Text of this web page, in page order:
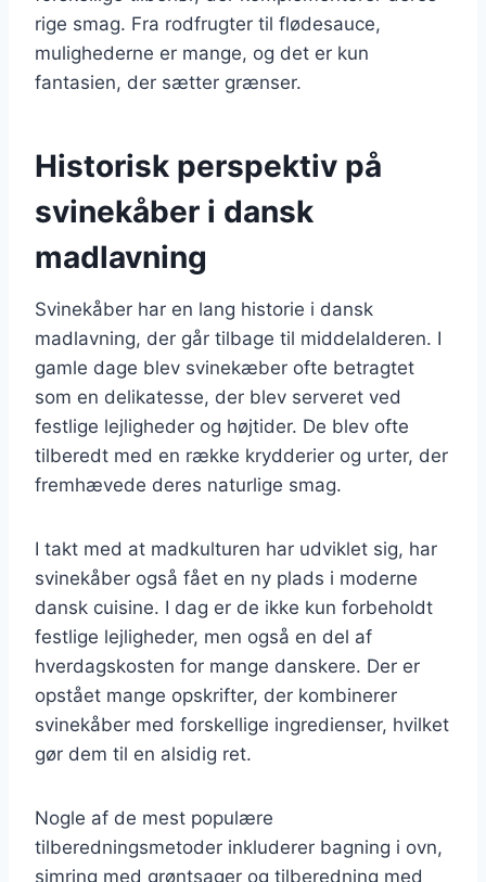
rige smag. Fra rodfrugter til flødesauce,
mulighederne er mange, og det er kun
fantasien, der sætter grænser.
Historisk perspektiv på
svinekåber i dansk
madlavning
Svinekåber har en lang historie i dansk
madlavning, der går tilbage til middelalderen. I
gamle dage blev svinekæber ofte betragtet
som en delikatesse, der blev serveret ved
festlige lejligheder og højtider. De blev ofte
tilberedt med en række krydderier og urter, der
fremhævede deres naturlige smag.
I takt med at madkulturen har udviklet sig, har
svinekåber også fået en ny plads i moderne
dansk cuisine. I dag er de ikke kun forbeholdt
festlige lejligheder, men også en del af
hverdagskosten for mange danskere. Der er
opstået mange opskrifter, der kombinerer
svinekåber med forskellige ingredienser, hvilket
gør dem til en alsidig ret.
Nogle af de mest populære
tilberedningsmetoder inkluderer bagning i ovn,
simring med grøntsager og tilberedning med